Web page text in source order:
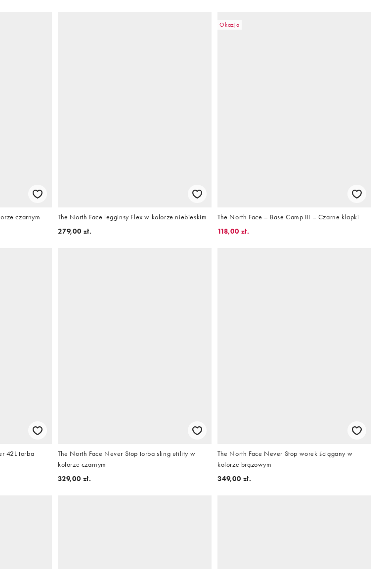
czarnym
The North Face legginsy Flex w kolorze niebieskim
279,00 zł.
Okazja
The North Face – Base Camp III – Czarne klapki
118,00 zł.
42L torba
The North Face Never Stop torba sling utility w
kolorze czarnym
329,00 zł.
The North Face Never Stop worek ściągany w
kolorze brązowym
349,00 zł.